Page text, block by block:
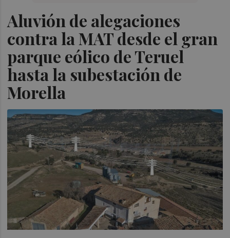
Aluvión de alegaciones
contra la MAT desde el gran
parque eólico de Teruel
hasta la subestación de
Morella